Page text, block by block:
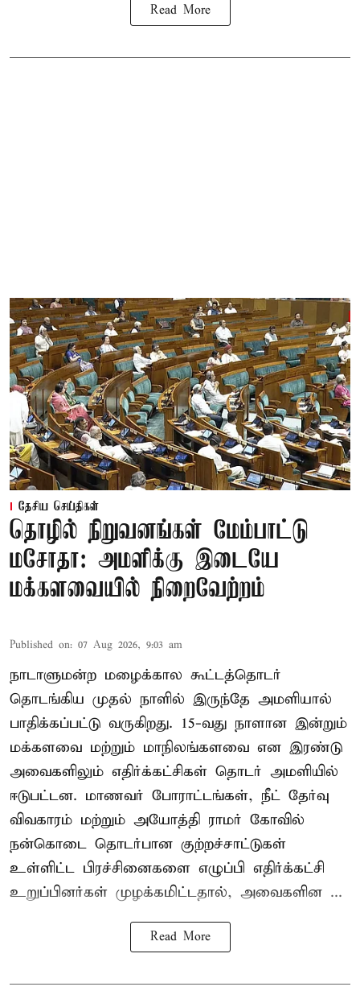
Read More
தேசிய செய்திகள்
தொழில் நிறுவனங்கள் மேம்பாட்டு
மசோதா: அமளிக்கு இடையே
மக்களவையில் நிறைவேற்றம்
Published on: 07 Aug 2026, 9:03 am
நாடாளுமன்ற மழைக்கால கூட்டத்தொடர்
தொடங்கிய முதல் நாளில் இருந்தே அமளியால்
பாதிக்கப்பட்டு வருகிறது. 15-வது நாளான இன்றும்
மக்களவை மற்றும் மாநிலங்களவை என இரண்டு
அவைகளிலும் எதிர்க்கட்சிகள் தொடர் அமளியில்
ஈடுபட்டன. மாணவர் போராட்டங்கள், நீட் தேர்வு
விவகாரம் மற்றும் அயோத்தி ராமர் கோவில்
நன்கொடை தொடர்பான குற்றச்சாட்டுகள்
உள்ளிட்ட பிரச்சினைகளை எழுப்பி எதிர்க்கட்சி
உறுப்பினர்கள் முழக்கமிட்டதால், அவைகளின ...
Read More